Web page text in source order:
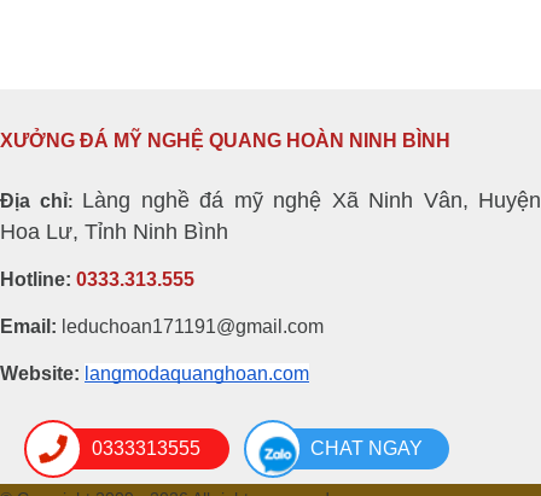
XƯỞNG ĐÁ MỸ NGHỆ QUANG HOÀN NINH BÌNH
Địa chỉ: Làng nghề đá mỹ nghệ Xã Ninh Vân, Huyện
Hoa Lư, Tỉnh Ninh Bình
Hotline: 0333.313.555
Email: leduchoan171191@gmail.com
Website: langmodaquanghoan.com
0333313555 CHAT NGAY